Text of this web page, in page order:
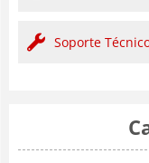
Soporte